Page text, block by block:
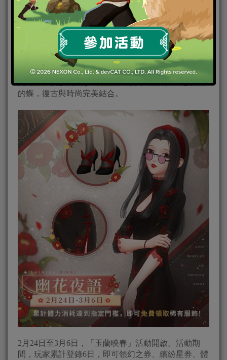
精美貼紙等獎勵。
「幽花夜語」服飾福利活動上線 「玉蘭映春」登錄有
禮活動開啟
此次遊戲更新後至3月6日，限時服飾福利活動「幽花
夜語」上線。活動期間，玩家體力消耗達到指定要
求，可免費獲得稀有服飾「幽花夜語」。繡滿了嬌花
的絲緞和拼接的黑紗相映襯，就像在黑夜裡展翅欲飛
的蝶，復古與時尚完美結合。
2月24日至3月6日，「玉蘭映春」活動開啟。活動期
間，玩家累計登錄6日，即可領幻之券、繽紛星券、體